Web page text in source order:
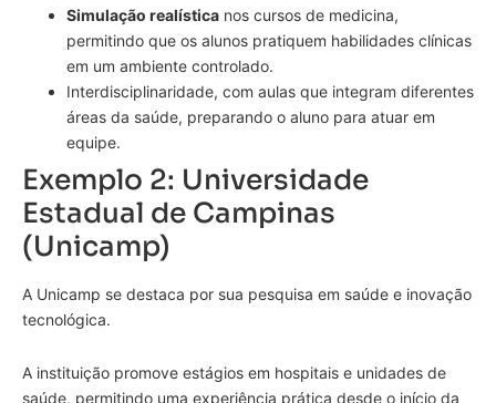
Simulação realística nos cursos de medicina,
permitindo que os alunos pratiquem habilidades clínicas
em um ambiente controlado.
Interdisciplinaridade, com aulas que integram diferentes
áreas da saúde, preparando o aluno para atuar em
equipe.
Exemplo 2: Universidade
Estadual de Campinas
(Unicamp)
A Unicamp se destaca por sua pesquisa em saúde e inovação
tecnológica.
A instituição promove estágios em hospitais e unidades de
saúde, permitindo uma experiência prática desde o início da